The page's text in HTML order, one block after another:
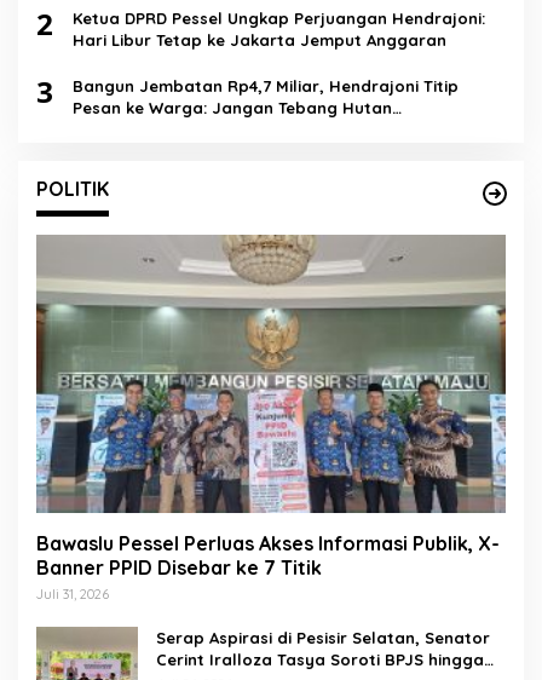
2
Ketua DPRD Pessel Ungkap Perjuangan Hendrajoni:
Hari Libur Tetap ke Jakarta Jemput Anggaran
3
Bangun Jembatan Rp4,7 Miliar, Hendrajoni Titip
Pesan ke Warga: Jangan Tebang Hutan
POLITIK
Bawaslu Pessel Perluas Akses Informasi Publik, X-
Banner PPID Disebar ke 7 Titik
Juli 31, 2026
Serap Aspirasi di Pesisir Selatan, Senator
Cerint Iralloza Tasya Soroti BPJS hingga